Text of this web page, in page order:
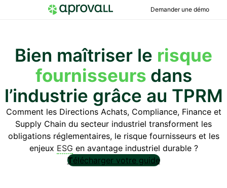
Demander une démo
Bien maîtriser le risque
fournisseurs dans
l’industrie grâce au TPRM
Comment les Directions Achats, Compliance, Finance et
Supply Chain du secteur industriel transforment les
obligations réglementaires, le risque fournisseurs et les
enjeux ESG en avantage industriel durable ?
Télécharger votre guide